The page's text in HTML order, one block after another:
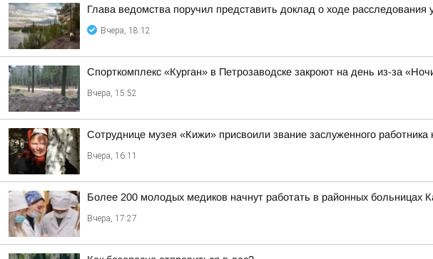
Глава ведомства поручил представить доклад о ходе
Вчера, 18:12
Спорткомплекс «Курган» в Петрозаводске закроют на день из-за
Вчера, 15:52
Сотруднице музея «Кижи» присвоили звание заслуженного работника
Вчера, 16:11
Более 200 молодых медиков начнут работать в районных больницах
Вчера, 17:27